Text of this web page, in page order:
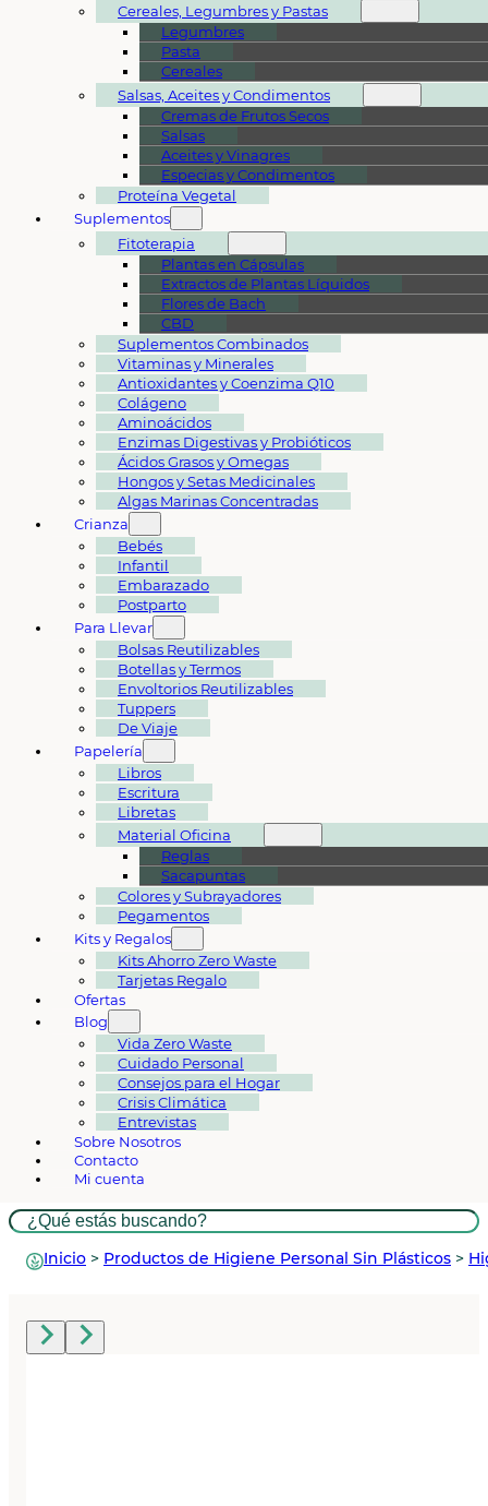
Cereales, Legumbres y Pastas
Legumbres
Pasta
Cereales
Salsas, Aceites y Condimentos
Cremas de Frutos Secos
Salsas
Aceites y Vinagres
Especias y Condimentos
Proteína Vegetal
Suplementos
Fitoterapia
Plantas en Cápsulas
Extractos de Plantas Líquidos
Flores de Bach
CBD
Suplementos Combinados
Vitaminas y Minerales
Antioxidantes y Coenzima Q10
Colágeno
Aminoácidos
Enzimas Digestivas y Probióticos
Ácidos Grasos y Omegas
Hongos y Setas Medicinales
Algas Marinas Concentradas
Crianza
Bebés
Infantil
Embarazado
Postparto
Para Llevar
Bolsas Reutilizables
Botellas y Termos
Envoltorios Reutilizables
Tuppers
De Viaje
Papelería
Libros
Escritura
Libretas
Material Oficina
Reglas
Sacapuntas
Colores y Subrayadores
Pegamentos
Kits y Regalos
Kits Ahorro Zero Waste
Tarjetas Regalo
Ofertas
Blog
Vida Zero Waste
Cuidado Personal
Consejos para el Hogar
Crisis Climática
Entrevistas
Sobre Nosotros
Contacto
Mi cuenta
Buscar
Inicio > Productos de Higiene Personal Sin Plásticos >